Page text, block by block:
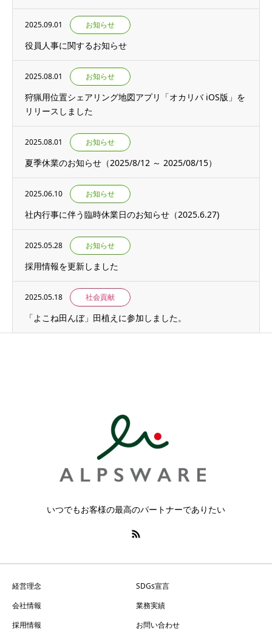
2025.09.01 お知らせ
役員人事に関するお知らせ
2025.08.01 お知らせ
狩猟用位置シェアリング地図アプリ「オカリバ iOS版」を
リリースしました
2025.08.01 お知らせ
夏季休業のお知らせ（2025/8/12 ～ 2025/08/15）
2025.06.10 お知らせ
社内行事に伴う臨時休業日のお知らせ（2025.6.27)
2025.05.28 お知らせ
採用情報を更新しました
2025.05.18 社会貢献
「よこね田んぼ」田植えに参加しました。
いつでもお客様の最高のパートナーでありたい
経営理念
SDGs宣言
会社情報
業務実績
採用情報
お問い合わせ